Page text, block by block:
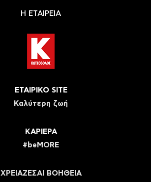
Η ΕΤΑΙΡΕΙΑ
ΕΤΑΙΡΙΚΟ SITE
Καλύτερη ζωή
ΚΑΡΙΕΡΑ
#beMORE
ΧΡΕΙΑΖΕΣΑΙ ΒΟΗΘΕΙΑ